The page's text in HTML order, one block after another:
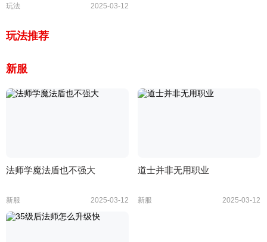
玩法 2025-03-12
玩法推荐
新服
法师学魔法盾也不强大
新服 2025-03-12
道士并非无用职业
新服 2025-03-12